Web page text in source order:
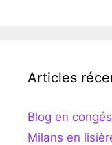
Articles
Blog en congés
Milans en